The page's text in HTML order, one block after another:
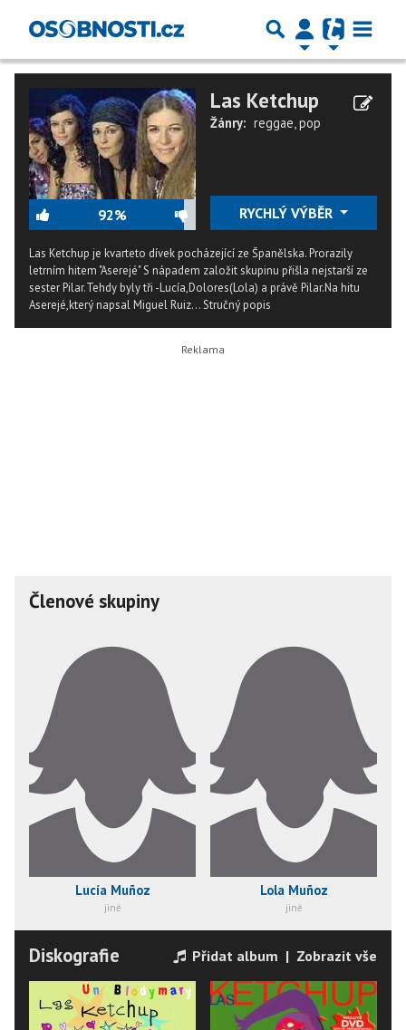
92%
Las Ketchup
Žánry: reggae,pop
RYCHLÝ VÝBĚR
Las Ketchup je kvarteto dívek pocházející ze Španělska. Prorazily
letrním hitem "Aserejé" S nápadem založit skupinu přišla nejstarší ze
sester Pilar.Tehdy byly tři -Lucía,Dolores(Lola) a právě Pilar.Na hitu
Aserejé,který napsal Miguel Ruiz...Stručný popis
Členové skupiny
Lucía Muñoz
jiné
Lola Muñoz
jiné
Diskografie Přidat album | Zobrazit vše